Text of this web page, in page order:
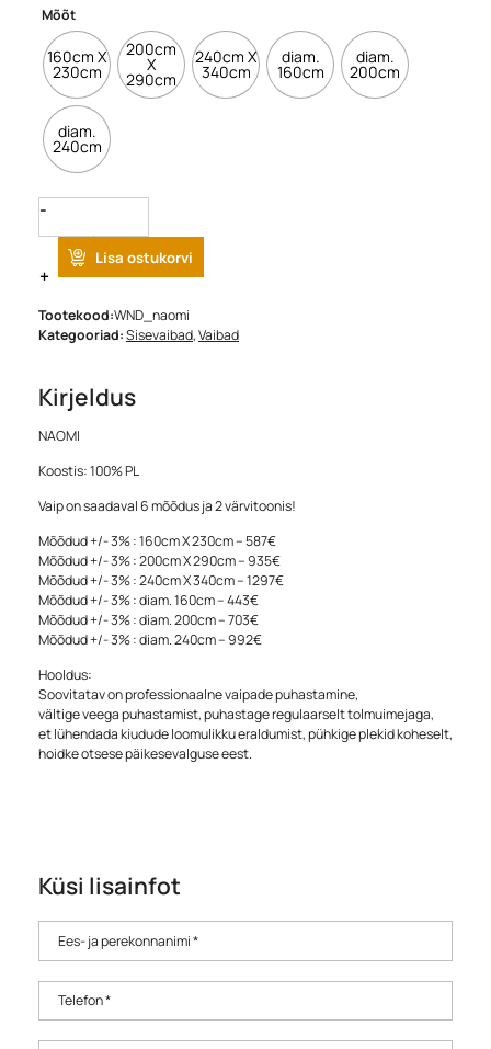
Mõõt
160cm X
230cm
200cm
X
290cm
240cm X
340cm
diam.
160cm
diam.
200cm
diam.
240cm
Quantity
Lisa ostukorvi
Tootekood:WND_naomi
Kategooriad:Sisevaibad,Vaibad
Kirjeldus
NAOMI
Koostis: 100% PL
Vaip on saadaval 6 mõõdus ja 2 värvitoonis!
Mõõdud +/- 3% : 160cm X 230cm – 587€
Mõõdud +/- 3% : 200cm X 290cm – 935€
Mõõdud +/- 3% : 240cm X 340cm – 1297€
Mõõdud +/- 3% : diam. 160cm – 443€
Mõõdud +/- 3% : diam. 200cm – 703€
Mõõdud +/- 3% : diam. 240cm – 992€
Hooldus:
Soovitatav on professionaalne vaipade puhastamine,
vältige veega puhastamist, puhastage regulaarselt tolmuimejaga,
et lühendada kiudude loomulikku eraldumist, pühkige plekid koheselt,
hoidke otsese päikesevalguse eest.
Küsi lisainfot
Ees- ja perekonnanimi *
Telefon *